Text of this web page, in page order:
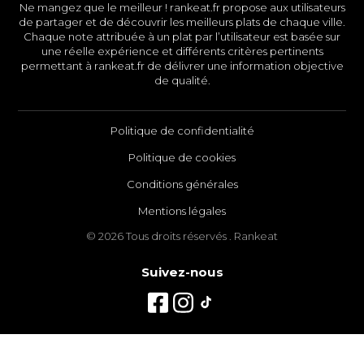
Ne mangez que le meilleur ! rankeat.fr propose aux utilisateurs
de partager et de découvrir les meilleurs plats de chaque ville.
Chaque note attribuée à un plat par l’utilisateur est basée sur
une réelle expérience et différents critères pertinents
permettant à rankeat.fr de délivrer une information objective
de qualité.
Politique de confidentialité
Politique de cookies
Conditions générales
Mentions légales
© 2026 Tous droits réservés . Rankeat
Suivez-nous